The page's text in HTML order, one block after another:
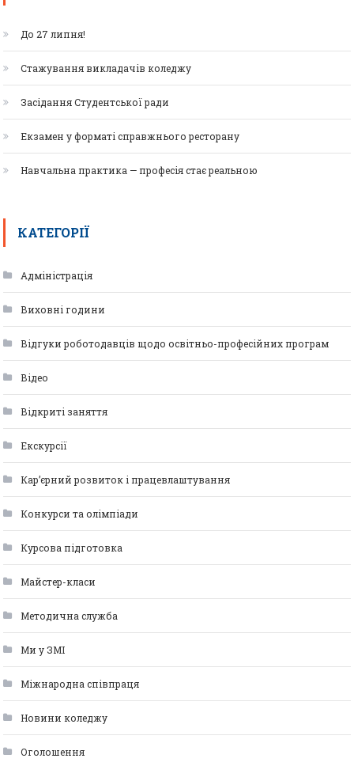
До 27 липня!
Стажування викладачів коледжу
Засідання Студентської ради
Екзамен у форматі справжнього ресторану
Навчальна практика — професія стає реальною
КАТЕГОРІЇ
Адміністрація
Виховні години
Відгуки роботодавців щодо освітньо-професійних програм
Відео
Відкриті заняття
Екскурсії
Кар’єрний розвиток і працевлаштування
Конкурси та олімпіади
Курсова підготовка
Майстер-класи
Методична служба
Ми у ЗМІ
Міжнародна співпраця
Новини коледжу
Оголошення